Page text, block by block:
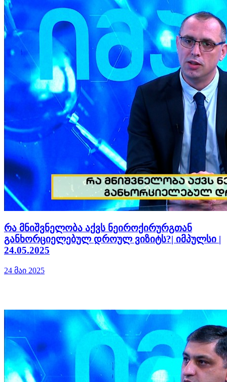
რა მნიშვნელობა აქვს ნეიროქირურგთან
განხორციელებულ დროულ ვიზიტს?| იმპულსი |
24.05.2025
24 მაი 2025